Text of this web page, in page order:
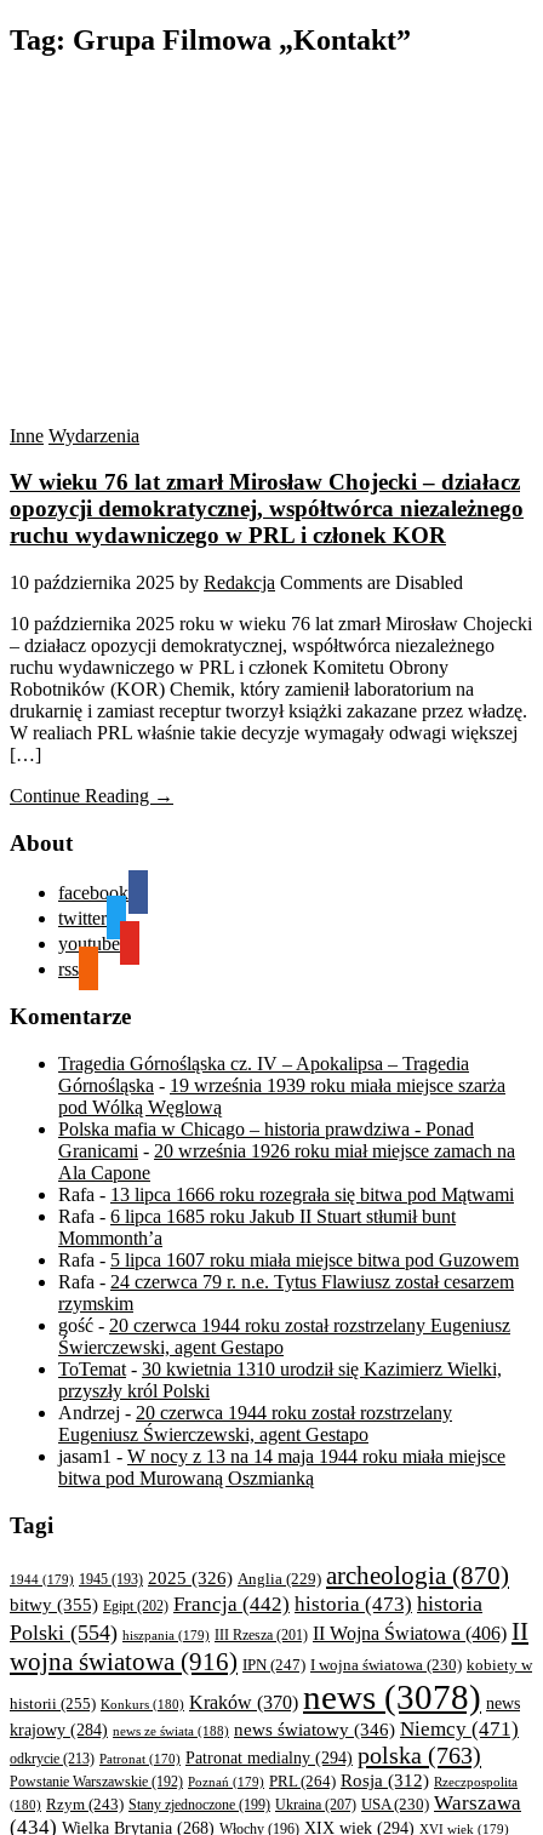
Tag: Grupa Filmowa „Kontakt”
Inne Wydarzenia
W wieku 76 lat zmarł Mirosław Chojecki – działacz
opozycji demokratycznej, współtwórca niezależnego
ruchu wydawniczego w PRL i członek KOR
10 października 2025 by Redakcja Comments are Disabled
10 października 2025 roku w wieku 76 lat zmarł Mirosław Chojecki
– działacz opozycji demokratycznej, współtwórca niezależnego
ruchu wydawniczego w PRL i członek Komitetu Obrony
Robotników (KOR) Chemik, który zamienił laboratorium na
drukarnię i zamiast receptur tworzył książki zakazane przez władzę.
W realiach PRL właśnie takie decyzje wymagały odwagi większej
[…]
Continue Reading →
About
facebook
twitter
youtube
rss
Komentarze
Tragedia Górnośląska cz. IV – Apokalipsa – Tragedia
Górnośląska - 19 września 1939 roku miała miejsce szarża
pod Wólką Węglową
Polska mafia w Chicago – historia prawdziwa - Ponad
Granicami - 20 września 1926 roku miał miejsce zamach na
Ala Capone
Rafa - 13 lipca 1666 roku rozegrała się bitwa pod Mątwami
Rafa - 6 lipca 1685 roku Jakub II Stuart stłumił bunt
Mommonth’a
Rafa - 5 lipca 1607 roku miała miejsce bitwa pod Guzowem
Rafa - 24 czerwca 79 r. n.e. Tytus Flawiusz został cesarzem
rzymskim
gość - 20 czerwca 1944 roku został rozstrzelany Eugeniusz
Świerczewski, agent Gestapo
ToTemat - 30 kwietnia 1310 urodził się Kazimierz Wielki,
przyszły król Polski
Andrzej - 20 czerwca 1944 roku został rozstrzelany
Eugeniusz Świerczewski, agent Gestapo
jasam1 - W nocy z 13 na 14 maja 1944 roku miała miejsce
bitwa pod Murowaną Oszmianką
Tagi
1944 (179) 1945 (193) 2025 (326) Anglia (229) archeologia (870)
bitwy (355) Egipt(202) Francja (442) historia (473) historia
Polski (554) hiszpania (179) III Rzesza (201) II Wojna Światowa (406) II
wojna światowa (916) IPN (247) I wojna światowa (230) kobiety w
historii (255) Konkurs (180) Kraków (370) news (3078) news
krajowy (284) news ze świata (188) news światowy (346) Niemcy (471)
odkrycie (213) Patronat (170) Patronat medialny (294) polska (763)
Powstanie Warszawskie (192) Poznań (179) PRL(264) Rosja (312) Rzeczpospolita
(180) Rzym (243) Stany zjednoczone (199) Ukraina (207) USA(230) Warszawa
(434) Wielka Brytania (268) Włochy (196) XIX wiek (294) XVI wiek (179)